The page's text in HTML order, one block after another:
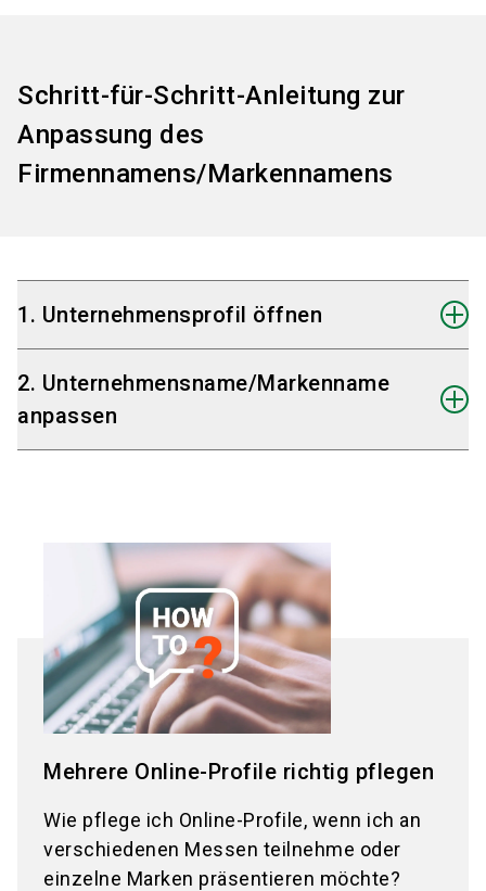
Schritt-für-Schritt-Anleitung zur
Anpassung des
Firmennamens/Markennamens
1. Unternehmensprofil öffnen
Klicken Sie im SelfService-Tool auf
"Unternehmensprofile".
2. Unternehmensname/Markenname
anpassen
Bearbeiten Sie das Feld:
"Unternehmensname/Marke– Ihre
Bezeichnung im Online-Profil, Hallenplan,
Messebegleiter und TicketCenter"
Klicken Sie auf "Speichern", um die Änderung
zu übernehmen.
Mehrere Online-Profile richtig pflegen
Wie pflege ich Online-Profile, wenn ich an
verschiedenen Messen teilnehme oder
einzelne Marken präsentieren möchte?